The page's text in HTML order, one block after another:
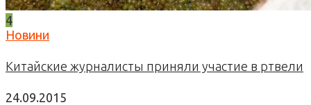
4
Новини
Китайские журналисты приняли участие в ртвели
24.09.2015